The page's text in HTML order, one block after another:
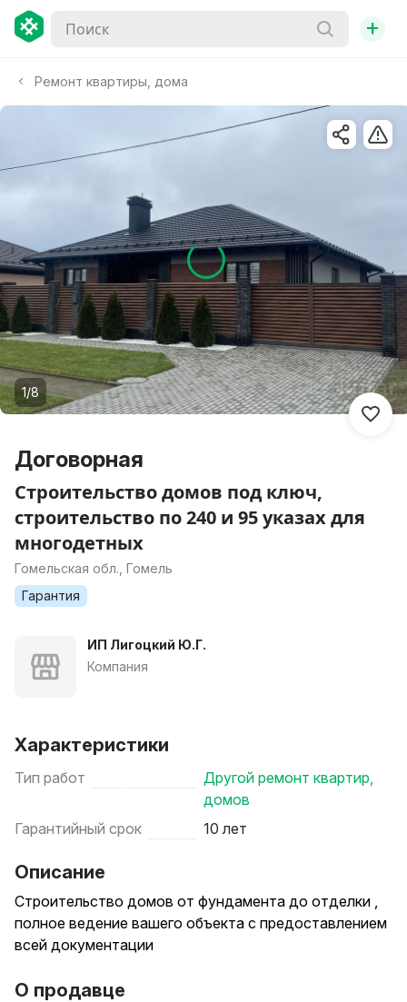
+
Ремонт квартиры, дома
1/8
Договорная
Строительство домов под ключ,
строительство по 240 и 95 указах для
многодетных
Гомельская обл., Гомель
Гарантия
ИП Лигоцкий Ю.Г.
Компания
Характеристики
Тип работ
Другой ремонт квартир,
домов
Гарантийный срок
10 лет
Описание
Строительство домов от фундамента до отделки ,
полное ведение вашего объекта с предоставлением
всей документации
О продавце